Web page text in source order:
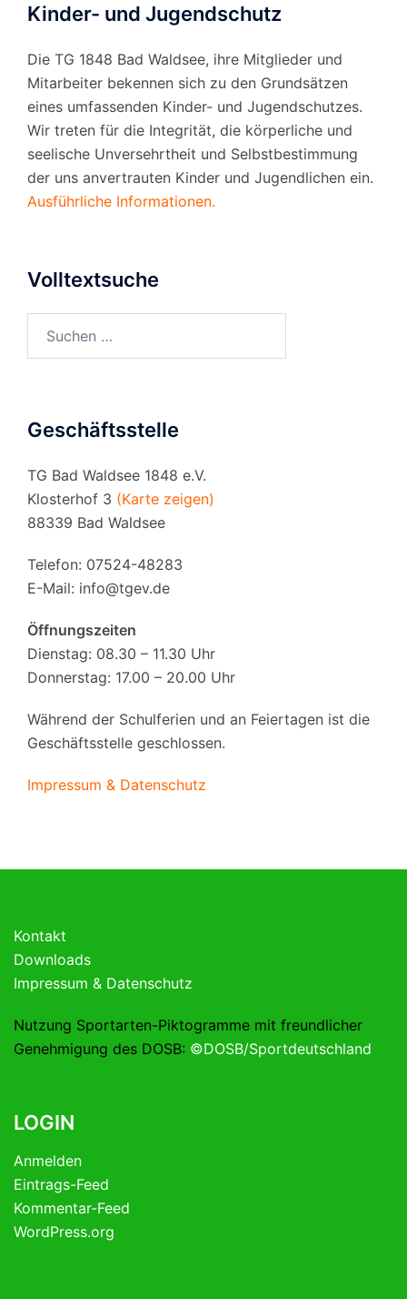
Kinder- und Jugendschutz
Die TG 1848 Bad Waldsee, ihre Mitglieder und
Mitarbeiter bekennen sich zu den Grundsätzen
eines umfassenden Kinder- und Jugendschutzes.
Wir treten für die Integrität, die körperliche und
seelische Unversehrtheit und Selbstbestimmung
der uns anvertrauten Kinder und Jugendlichen ein.
Ausführliche Informationen.
Volltextsuche
nach:
Geschäftsstelle
TG Bad Waldsee 1848 e.V.
Klosterhof 3 (Karte zeigen)
88339 Bad Waldsee
Telefon: 07524-48283
E-Mail: info@tgev.de
Öffnungszeiten
Dienstag: 08.30 – 11.30 Uhr
Donnerstag: 17.00 – 20.00 Uhr
Während der Schulferien und an Feiertagen ist die
Geschäftsstelle geschlossen.
Impressum & Datenschutz
Kontakt
Downloads
Impressum & Datenschutz
Nutzung Sportarten-Piktogramme mit freundlicher
Genehmigung des DOSB: ©DOSB/Sportdeutschland
LOGIN
Anmelden
Eintrags-Feed
Kommentar-Feed
WordPress.org